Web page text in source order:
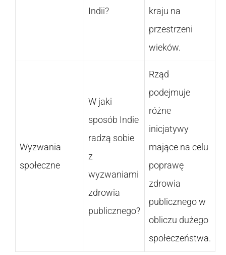
Indii?
kraju na
przestrzeni
wieków.
Wyzwania
społeczne
W jaki
sposób Indie
radzą sobie
z
wyzwaniami
zdrowia
publicznego?
Rząd
podejmuje
różne
inicjatywy
mające na celu
poprawę
zdrowia
publicznego w
obliczu dużego
społeczeństwa.